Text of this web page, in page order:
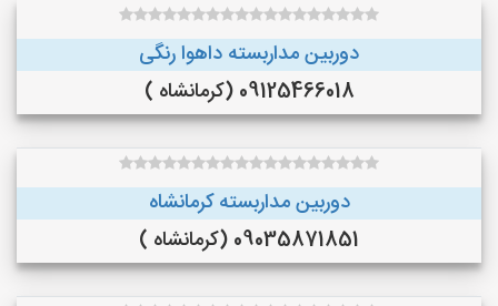
دوربین مداربسته داهوا رنگی
09125466018 (کرمانشاه )
دوربین مداربسته کرمانشاه
09035871851 (کرمانشاه )